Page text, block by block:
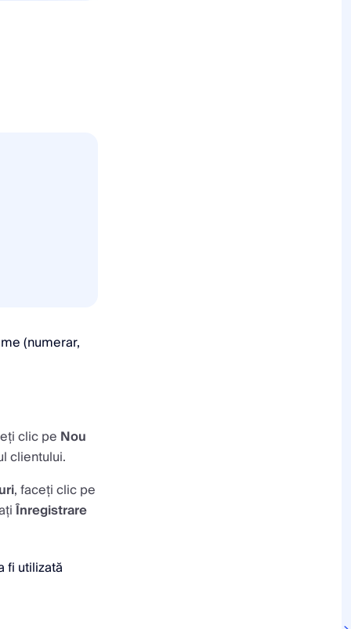
(numerar,
clic pe Nou
clientului.
, faceți clic pe
Înregistrare
fi utilizată